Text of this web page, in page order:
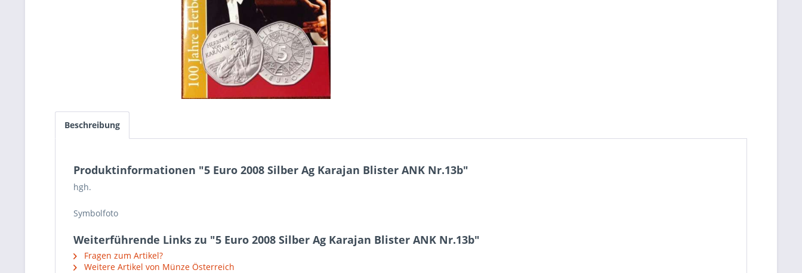
Beschreibung
Produktinformationen "5 Euro 2008 Silber Ag Karajan Blister ANK Nr.13b"
hgh.
Symbolfoto
Weiterführende Links zu "5 Euro 2008 Silber Ag Karajan Blister ANK Nr.13b"
Fragen zum Artikel?
Weitere Artikel von Münze Österreich